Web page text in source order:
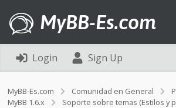
MyBB-Es.com
Login Sign Up
MyBB-Es.com Comunidad en General
MyBB 1.6.x
Soporte sobre temas (Estilos y